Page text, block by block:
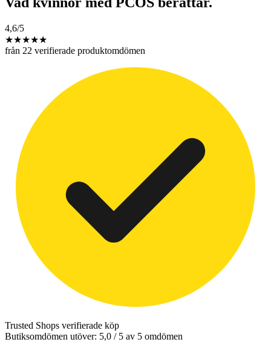
4,6/5
★★★★★
från 22 verifierade produktomdömen
Trusted Shops verifierade köp
Butiksomdömen utöver: 5,0 / 5 av 5 omdömen